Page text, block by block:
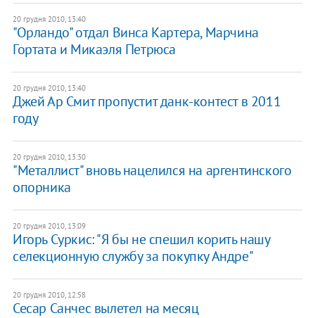
20 грудня 2010, 13:40
"Орландо" отдал Винса Картера, Марчина
Гортата и Микаэля Петрюса
20 грудня 2010, 13:40
Джей Ар Смит пропустит данк-контест в 2011
году
20 грудня 2010, 13:30
"Металлист" вновь нацелился на аргентинского
опорника
20 грудня 2010, 13:09
Игорь Суркис: "Я бы не спешил корить нашу
селекционную службу за покупку Андре"
20 грудня 2010, 12:58
Сесар Санчес вылетел на месяц